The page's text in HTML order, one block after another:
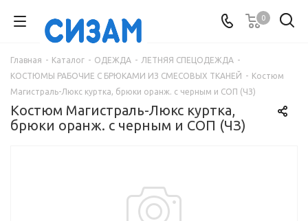
0
Главная - Каталог - ОДЕЖДА - ЛЕТНЯЯ СПЕЦОДЕЖДА -
КОСТЮМЫ РАБОЧИЕ С БРЮКАМИ ИЗ СМЕСОВЫХ ТКАНЕЙ - Костюм
Магистраль-Люкс куртка, брюки оранж. с черным и СОП (ЧЗ)
Костюм Магистраль-Люкс куртка,
брюки оранж. с черным и СОП (ЧЗ)